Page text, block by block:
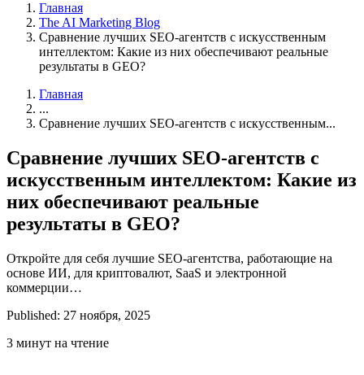
Главная
The AI Marketing Blog
Сравнение лучших SEO-агентств с искусственным
интеллектом: Какие из них обеспечивают реальные
результаты в GEO?
Главная
...
Сравнение лучших SEO-агентств с искусственным...
Сравнение лучших SEO-агентств с
искусственным интеллектом: Какие из
них обеспечивают реальные
результаты в GEO?
Откройте для себя лучшие SEO-агентства, работающие на
основе ИИ, для криптовалют, SaaS и электронной
коммерции…
Published: 27 ноября, 2025
3 минут на чтение